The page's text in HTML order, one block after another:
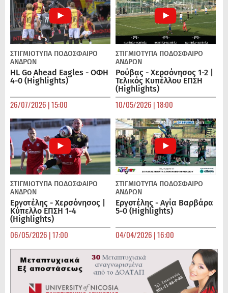
ΣΤΙΓΜΙΟΤΥΠΑ ΠΟΔΌΣΦΑΙΡΟ
ΑΝΔΡΏΝ
HL Go Ahead Eagles - ΟΦΗ
4-0 (Highlights)
26/07/2026 | 15:00
ΣΤΙΓΜΙΟΤΥΠΑ ΠΟΔΌΣΦΑΙΡΟ
ΑΝΔΡΏΝ
Ρούβας - Χερσόνησος 1-2 |
Τελικός Κυπέλλου ΕΠΣΗ
(Highlights)
10/05/2026 | 18:00
ΣΤΙΓΜΙΟΤΥΠΑ ΠΟΔΌΣΦΑΙΡΟ
ΑΝΔΡΏΝ
Εργοτέλης - Χερσόνησος |
Κύπελλο ΕΠΣΗ 1-4
(Highlights)
06/05/2026 | 17:00
ΣΤΙΓΜΙΟΤΥΠΑ ΠΟΔΌΣΦΑΙΡΟ
ΑΝΔΡΏΝ
Εργοτέλης - Αγία Βαρβάρα
5-0 (Highlights)
04/04/2026 | 16:00